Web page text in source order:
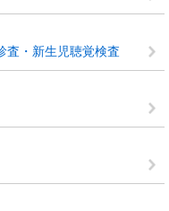
査・新生児聴覚検査